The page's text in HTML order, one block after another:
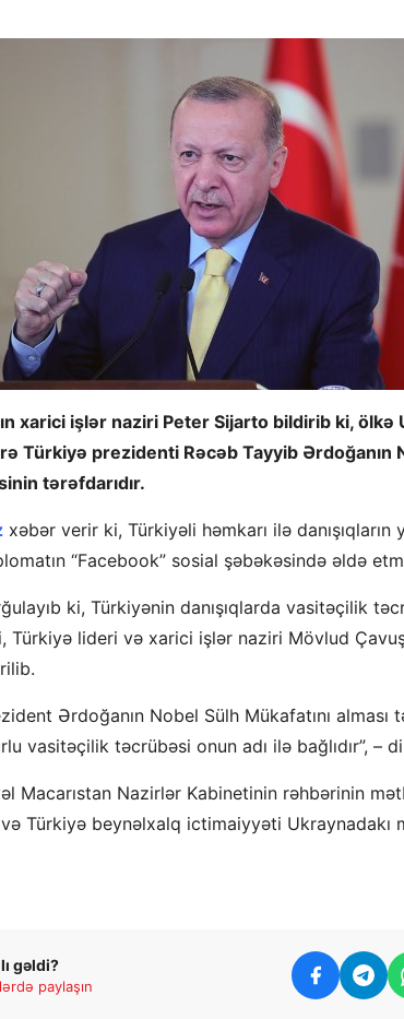
xarici işlər naziri Peter Sijarto bildirib ki, ölkə
Türkiyə prezidenti Rəcəb Tayyib Ərdoğanın
tərəfdarıdır.
xəbər verir ki, Türkiyəli həmkarı ilə danışıqların
“Facebook” sosial şəbəkəsində əldə
ki, Türkiyənin danışıqlarda vasitəçilik
Türkiyə lideri və xarici işlər naziri Mövlud
Ərdoğanın Nobel Sülh Mükafatını
vasitəçilik təcrübəsi onun adı ilə bağlıdır”, –
Macarıstan Nazirlər Kabinetinin rəhbərinin
Türkiyə beynəlxalq ictimaiyyəti Ukraynadakı
gəldi?
paylaşın